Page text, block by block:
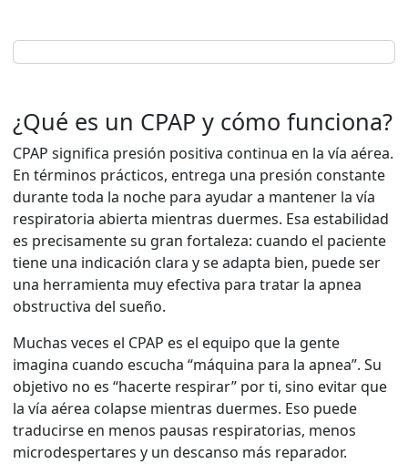
¿Qué es un CPAP y cómo funciona?
CPAP significa presión positiva continua en la vía aérea.
En términos prácticos, entrega una presión constante
durante toda la noche para ayudar a mantener la vía
respiratoria abierta mientras duermes. Esa estabilidad
es precisamente su gran fortaleza: cuando el paciente
tiene una indicación clara y se adapta bien, puede ser
una herramienta muy efectiva para tratar la apnea
obstructiva del sueño.
Muchas veces el CPAP es el equipo que la gente
imagina cuando escucha “máquina para la apnea”. Su
objetivo no es “hacerte respirar” por ti, sino evitar que
la vía aérea colapse mientras duermes. Eso puede
traducirse en menos pausas respiratorias, menos
microdespertares y un descanso más reparador.